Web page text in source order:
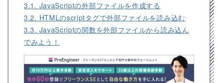
3.1. JavaScriptの外部ファイルを作成する
3.2. HTMLのscriptタグで外部ファイルを読み込む
3.3. JavaScriptの関数を外部ファイルから読み込ん
でみよう！